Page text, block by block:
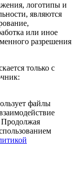
логотипы и
являются
или иное
разрешения
только с
файлы
Продолжая